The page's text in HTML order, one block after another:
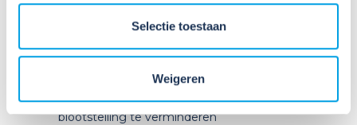
Selectie toestaan
Weigeren
S = Substitutie: vervang gevaarlijke stoffen door
T = Technische maatregelen: gebruik
bijvoorbeeld gesloten systemen of afzuiging om
blootstelling te verminderen